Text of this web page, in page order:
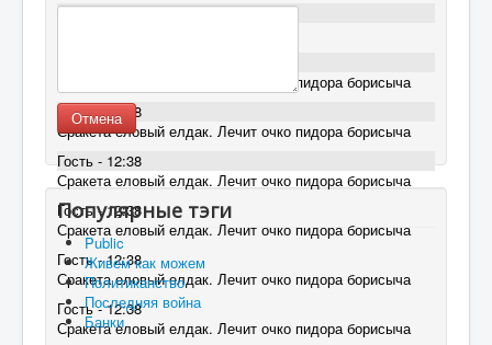
Гость - 16:30
Сракета еловый елдак. Лечит очко пидора борисыча
Гость - 12:38
Сракета еловый елдак. Лечит очко пидора борисыча
Гость - 12:38
Сракета еловый елдак. Лечит очко пидора борисыча
Гость - 12:38
Сракета еловый елдак. Лечит очко пидора борисыча
Гость - 12:38
Сракета еловый елдак. Лечит очко пидора борисыча
Гость - 12:38
Сракета еловый елдак. Лечит очко пидора борисыча
Отмена
Популярные тэги
Public
Живем как можем
Политиканство
Последняя война
Банки